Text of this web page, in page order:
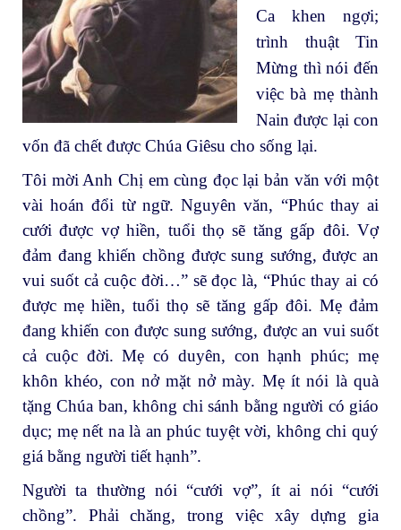
Ca khen ngợi;
trình thuật Tin
Mừng thì nói đến
việc bà mẹ thành
Nain được lại con
vốn đã chết được Chúa Giêsu cho sống lại.
Tôi mời Anh Chị em cùng đọc lại bản văn với một
vài hoán đổi từ ngữ. Nguyên văn, “Phúc thay ai
cưới được vợ hiền, tuổi thọ sẽ tăng gấp đôi. Vợ
đảm đang khiến chồng được sung sướng, được an
vui suốt cả cuộc đời…” sẽ đọc là, “Phúc thay ai có
được mẹ hiền, tuổi thọ sẽ tăng gấp đôi. Mẹ đảm
đang khiến con được sung sướng, được an vui suốt
cả cuộc đời. Mẹ có duyên, con hạnh phúc; mẹ
khôn khéo, con nở mặt nở mày. Mẹ ít nói là quà
tặng Chúa ban, không chi sánh bằng người có giáo
dục; mẹ nết na là an phúc tuyệt vời, không chi quý
giá bằng người tiết hạnh”.
Người ta thường nói “cưới vợ”, ít ai nói “cưới
chồng”. Phải chăng, trong việc xây dựng gia